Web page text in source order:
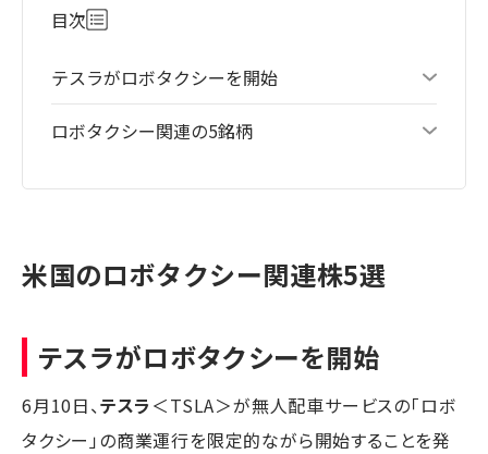
目次
テスラがロボタクシーを開始
ロボタクシー関連の5銘柄
米国のロボタクシー関連株5選
テスラがロボタクシーを開始
6月10日、テスラ ＜TSLA＞が無人配車サービスの「ロボ
タクシー」の商業運行を限定的ながら開始することを発